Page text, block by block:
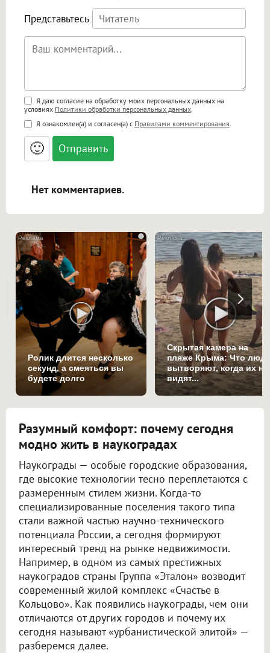
Представьтесь
Поддержка HTML
<b>, <strong>, <u>, <i>, <em>, <s>, <big>,
<small>, <sup>, <sub>, <pre>, <ul>, <ol>, <li>,
<blockquote>, <code> экранирует HTML,
адреса URL автоматически становятся
ссылками, и [img]адрес[/img] будет
Я даю согласие на обработку моих персональных данных на
условиях Политики обработки персональных данных.
Я ознакомлен(а) и согласен(а) с Правилами комментирования.
🙂
Нет комментариев.
i
Ролик длится несколько
секунд, а смеяться вы
будете долго
Скрытая камера на
пляже Крыма: Что
вытворяют, когда их не
видят...
Разумный комфорт: почему сегодня
модно жить в наукоградах
Наукограды — особые городские образования,
где высокие технологии тесно переплетаются с
размеренным стилем жизни. Когда-то
специализированные поселения такого типа
стали важной частью научно-технического
потенциала России, а сегодня формируют
интересный тренд на рынке недвижимости.
Например, в одном из самых престижных
наукоградов страны Группа «Эталон» возводит
современный жилой комплекс «Счастье в
Кольцово». Как появились наукограды, чем они
отличаются от других городов и почему их
сегодня называют «урбанистической элитой» —
разберемся далее.